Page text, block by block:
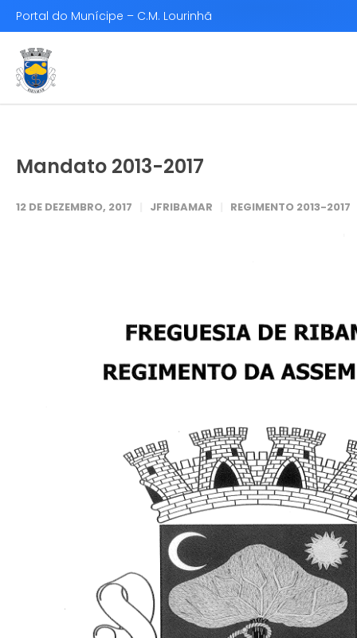
Portal do Munícipe – C.M. Lourinhã
Mandato 2013-2017
12 DE DEZEMBRO, 2017 JFRIBAMAR REGIMENTO 2013-2017